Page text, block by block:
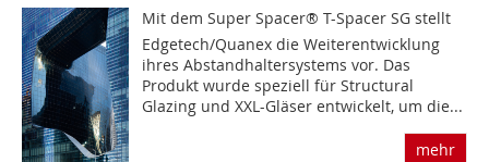
Mit dem Super Spacer® T-Spacer SG stellt
Edgetech/Quanex die Weiterentwicklung
ihres Abstandhaltersystems vor. Das
Produkt wurde speziell für Structural
Glazing und XXL-Gläser entwickelt, um die...
mehr